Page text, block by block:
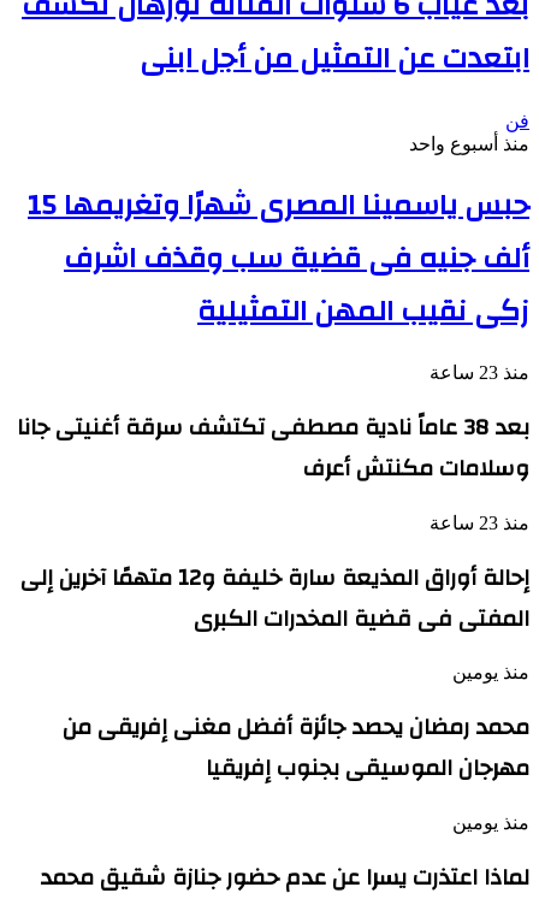
ابتعدت عن التمثيل من أجل ابنى
فن
منذ أسبوع واحد
حبس ياسمينا المصرى شهرًا وتغريمها 15
ألف جنيه فى قضية سب وقذف اشرف
زكى نقيب المهن التمثيلية
منذ 23 ساعة
بعد 38 عاماً نادية مصطفى تكتشف سرقة أغنيتى جانا
وسلامات مكنتش أعرف
منذ 23 ساعة
إحالة أوراق المذيعة سارة خليفة و12 متهمًا آخرين إلى
المفتى فى قضية المخدرات الكبرى
منذ يومين
محمد رمضان يحصد جائزة أفضل مغنى إفريقى من
مهرجان الموسيقى بجنوب إفريقيا
منذ يومين
لماذا اعتذرت يسرا عن عدم حضور جنازة شقيق محمد